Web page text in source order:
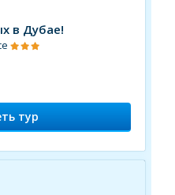
в Дубае!
тур